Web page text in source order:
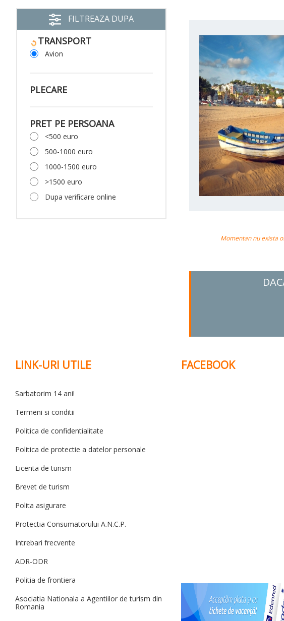
FILTREAZA DUPA
TRANSPORT
Avion
PLECARE
PRET PE PERSOANA
<500 euro
500-1000 euro
1000-1500 euro
>1500 euro
Dupa verificare online
Momentan nu exista
LINK-URI UTILE
Sarbatorim 14 ani!
Termeni si conditii
Politica de confidentialitate
Politica de protectie a datelor personale
Licenta de turism
Brevet de turism
Polita asigurare
Protectia Consumatorului A.N.C.P.
Intrebari frecvente
ADR-ODR
Politia de frontiera
Asociatia Nationala a Agentiilor de turism din
Romania
FACEBOOK